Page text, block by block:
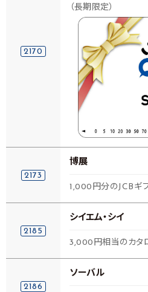
2170
（長期限定）
2173
博展
1,000円分のJCBギ
2185
シイエム・シイ
3,000円相当のカタロ
2186
ソーバル